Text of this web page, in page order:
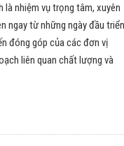
nhiệm vụ trọng tâm, xuyên
ngay từ những ngày đầu triển
đóng góp của các đơn vị
liên quan chất lượng và